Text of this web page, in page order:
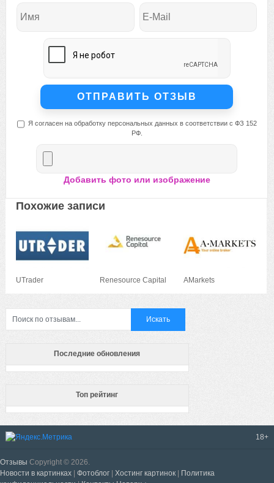
Я согласен на обработку персональных данных в соответствии с ФЗ 152
РФ.
Добавить фото или изображение
Похожие записи
UTrader Renesource Capital AMarkets
Последние обновления
Топ рейтинг
18+
Отзывы Copyright © 2026.
Новости в картинках | Фотоблог | Хостинг картинок | Политика